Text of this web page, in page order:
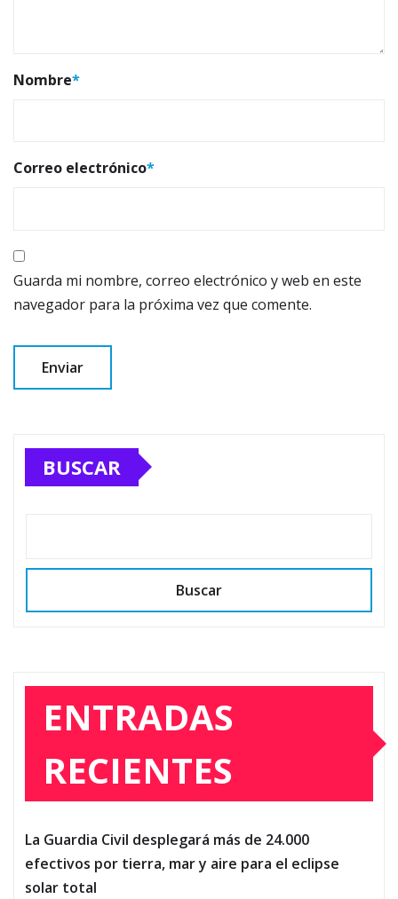
Nombre*
Correo electrónico*
Guarda mi nombre, correo electrónico y web en este
navegador para la próxima vez que comente.
BUSCAR
Buscar
ENTRADAS
RECIENTES
La Guardia Civil desplegará más de 24.000
efectivos por tierra, mar y aire para el eclipse
solar total